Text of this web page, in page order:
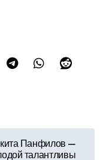
Панфилов —
талантливы